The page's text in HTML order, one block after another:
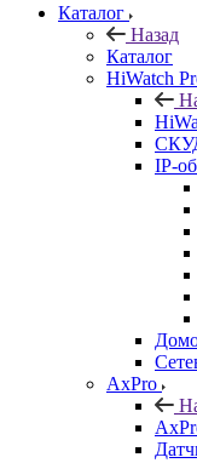
Каталог
Назад
Каталог
HiWatch
IP-
AxPro